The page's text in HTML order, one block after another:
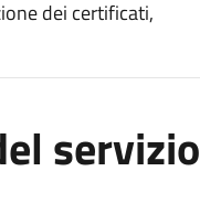
dei certificati,
servizio